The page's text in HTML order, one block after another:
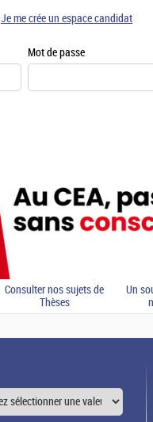
Mot de passe
Je me crée un espace candidat
Consulter nos sujets de
Thèses
Un